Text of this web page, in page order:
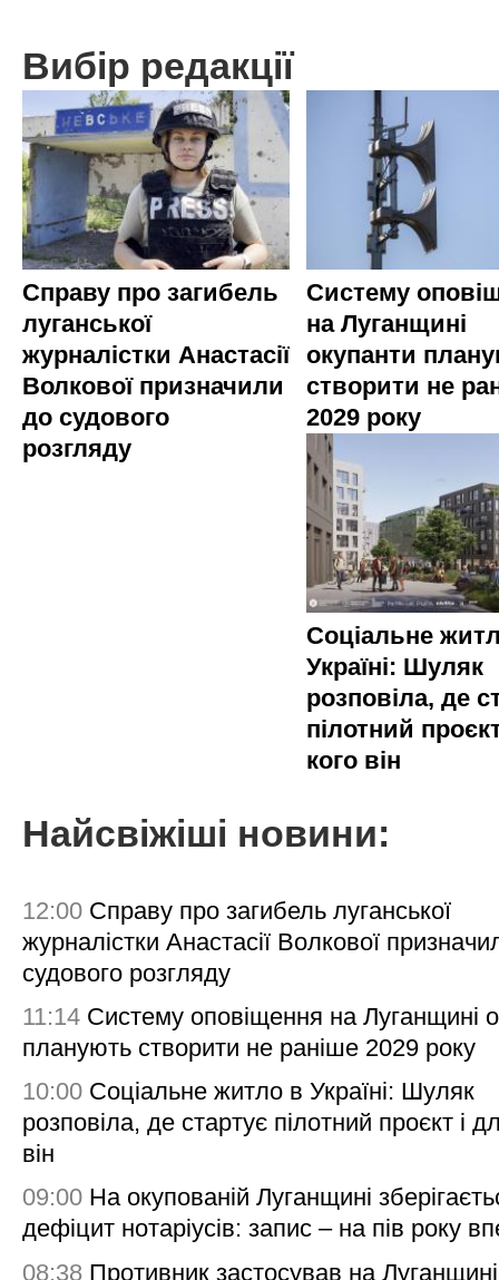
Вибір редакції
Справу про загибель
луганської
журналістки Анастасії
Волкової призначили
до судового
розгляду
Систему
на Луганщині
окупанти
створити не
2029 року
Соціальне
Україні: Шуляк
розповіла, де
пілотний
кого він
Найсвіжіші новини:
12:00 Справу про загибель луганської
журналістки Анастасії Волкової
судового розгляду
11:14 Систему оповіщення на Луганщині
планують створити не раніше 2029 року
10:00 Соціальне житло в Україні: Шуляк
розповіла, де стартує пілотний проєкт і
він
09:00 На окупованій Луганщині
дефіцит нотаріусів: запис – на пів року
08:38 Противник застосував на Луганщині